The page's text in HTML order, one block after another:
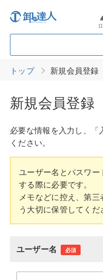
トップ 新規会員登録
新規会員登録
必要な情報を入力し、「
ください。
ユーザー名とパスワ
する際に必要です。
メモなどに控え、第
う大切に保管してくだ
ユーザー名 必須